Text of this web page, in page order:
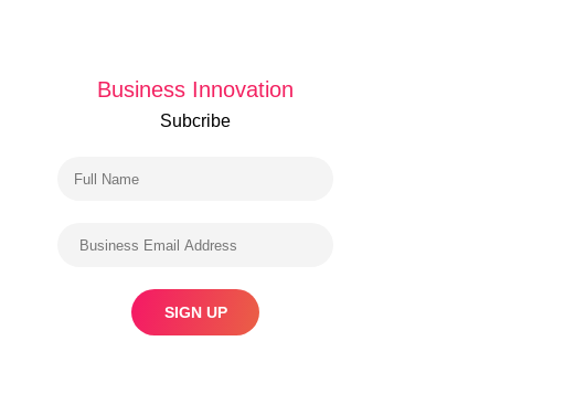
Business Innovation
Subcribe